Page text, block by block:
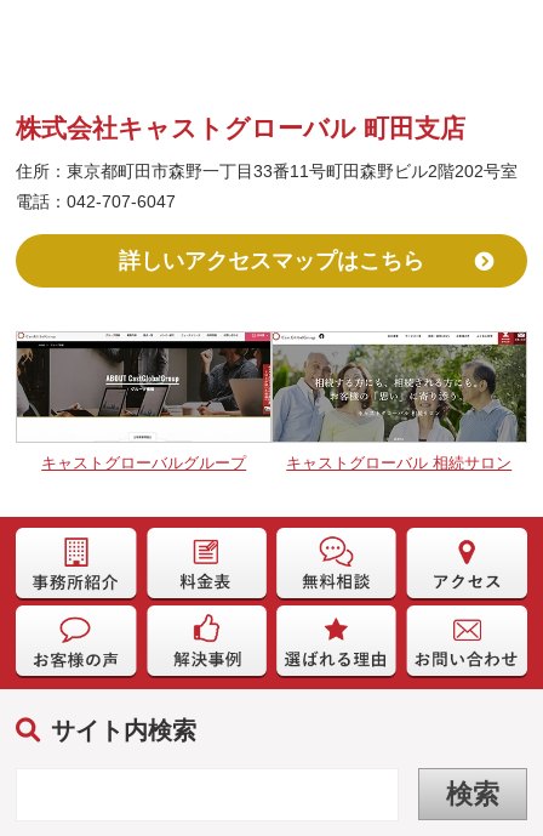
株式会社キャストグローバル 町田支店
住所：東京都町田市森野一丁目33番11号町田森野ビル2階202号室
電話：042-707-6047
詳しいアクセスマップはこちら
キャストグローバルグループ キャストグローバル 相続サロン
サイト内検索